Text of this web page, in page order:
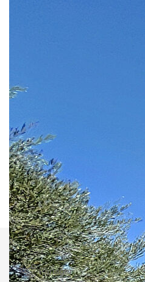
TF: 554€
Serres, Caromb, Beaumes de
Aubignan.
Nos honoraires
Partager